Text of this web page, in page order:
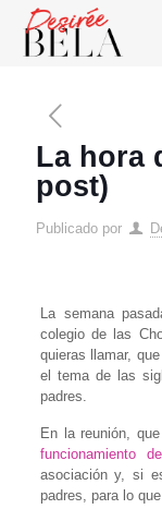
La hora
post)
Publicado por
La semana
colegio de las
quieras llamar,
el tema de las
padres.
En la reunión,
funcionamiento
asociación y, si
padres, para lo